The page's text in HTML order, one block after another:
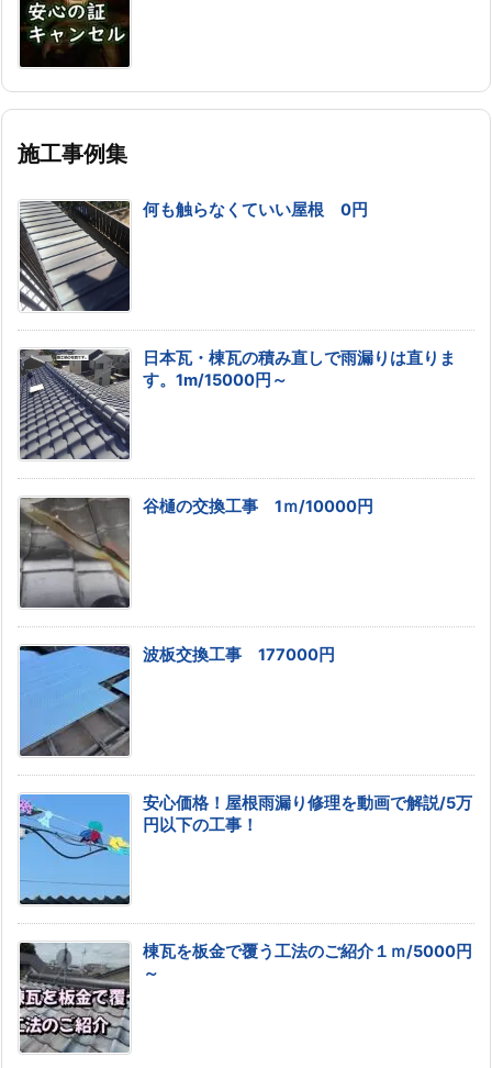
施工事例集
何も触らなくていい屋根 0円
日本瓦・棟瓦の積み直しで雨漏りは直りま
す。1m/15000円～
谷樋の交換工事 1ｍ/10000円
波板交換工事 177000円
安心価格！屋根雨漏り修理を動画で解説/5万
円以下の工事！
棟瓦を板金で覆う工法のご紹介１ｍ/5000円
～